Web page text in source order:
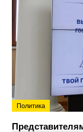
Политика